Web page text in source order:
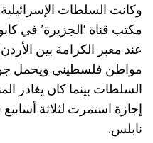
وكانت السلطات
عند معبر الكرامة بين
مواطن فلسطيني ويحمل
السلطات بينما كان يغادر
إجازة استمرت لثلاثة
نابلس.